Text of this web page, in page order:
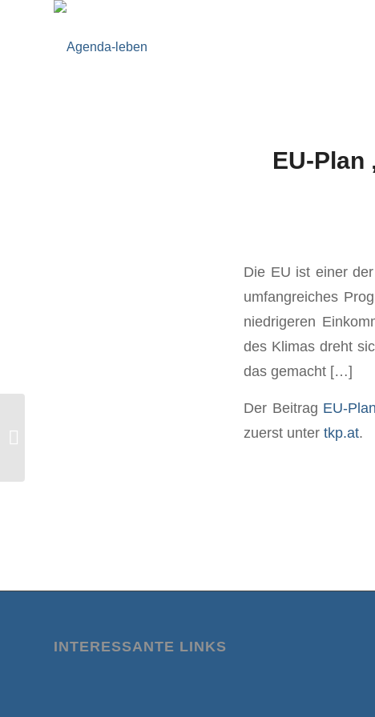
EU-
Die EU ist einer
umfangreiches
niedrigeren
des Klimas dreht
das gemacht […]
Der Beitrag EU-
zuerst unter tkp.at.
INTERESSANTE LINKS